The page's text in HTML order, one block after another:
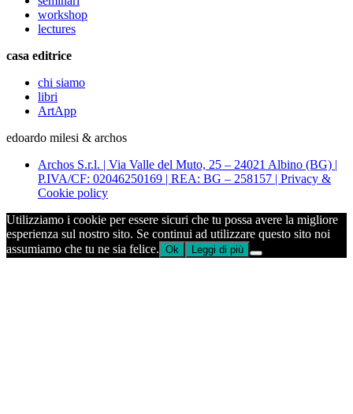
workshop
lectures
casa editrice
chi siamo
libri
ArtApp
edoardo milesi & archos
Archos S.r.l. | Via Valle del Muto, 25 – 24021 Albino (BG) |
P.IVA/CF: 02046250169 | REA: BG – 258157 | Privacy &
Cookie policy
Utilizziamo i cookie per essere sicuri che tu possa avere la migliore
esperienza sul nostro sito. Se continui ad utilizzare questo sito noi
assumiamo che tu ne sia felice. Ok Leggi di più